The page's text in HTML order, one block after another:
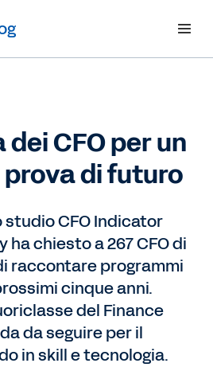
CFO per un
prova di futuro
studio CFO Indicator
ha chiesto a 267 CFO di
raccontare programmi
cinque anni.
del Finance
da seguire per il
in skill e tecnologia.